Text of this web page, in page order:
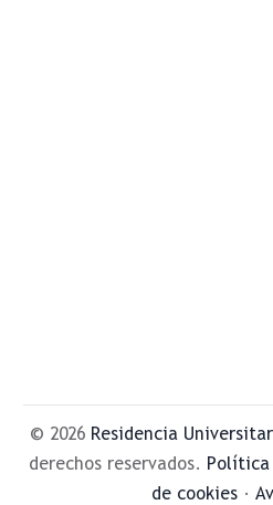
© 2026 Residencia
derechos reservados. Política
de cookies ·